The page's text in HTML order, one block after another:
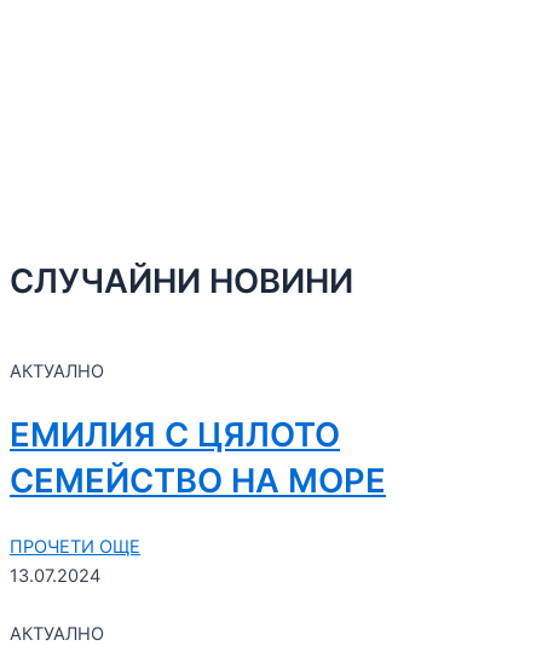
СЛУЧАЙНИ НОВИНИ
АКТУАЛНО
ЕМИЛИЯ С ЦЯЛОТО
СЕМЕЙСТВО НА МОРЕ
ПРОЧЕТИ ОЩЕ
13.07.2024
АКТУАЛНО